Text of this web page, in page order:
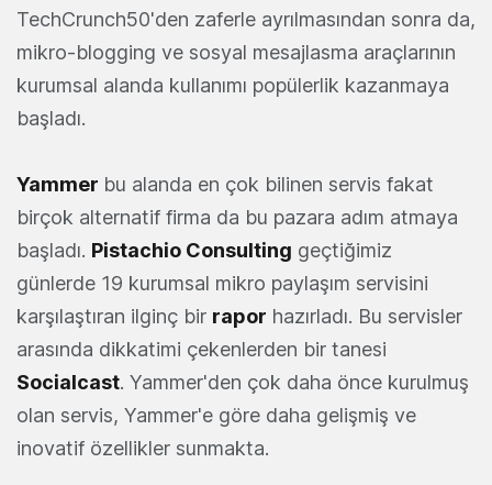
TechCrunch50'den zaferle ayrılmasından sonra da,
mikro-blogging ve sosyal mesajlasma araçlarının
kurumsal alanda kullanımı popülerlik kazanmaya
başladı.
Yammer bu alanda en çok bilinen servis fakat
birçok alternatif firma da bu pazara adım atmaya
başladı. Pistachio Consulting geçtiğimiz
günlerde 19 kurumsal mikro paylaşım servisini
karşılaştıran ilginç bir rapor hazırladı. Bu servisler
arasında dikkatimi çekenlerden bir tanesi
Socialcast. Yammer'den çok daha önce kurulmuş
olan servis, Yammer'e göre daha gelişmiş ve
inovatif özellikler sunmakta.